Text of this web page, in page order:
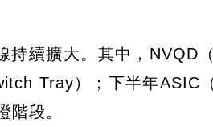
續擴大。其中，NVQD
Tray）；下半年ASIC
階段。